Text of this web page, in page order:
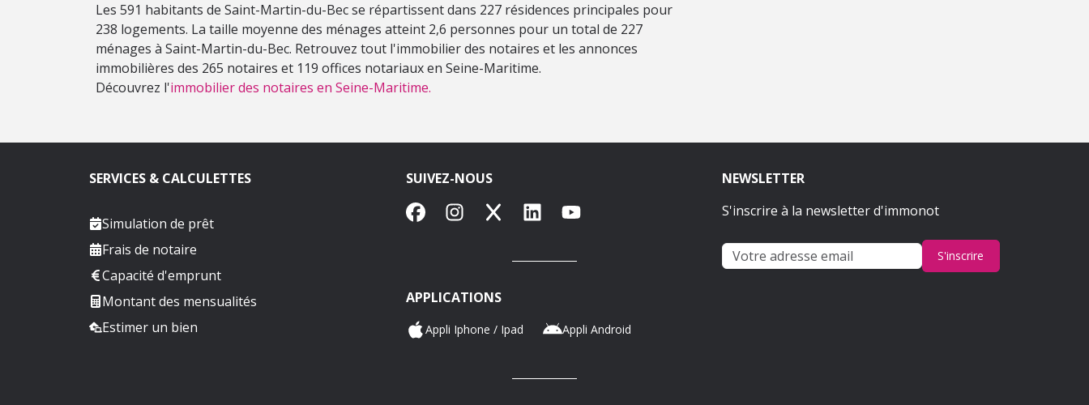
Les 591 habitants de Saint-Martin-du-Bec se répartissent dans 227 résidences principales pour
238 logements. La taille moyenne des ménages atteint 2,6 personnes pour un total de 227
ménages à Saint-Martin-du-Bec. Retrouvez tout l'immobilier des notaires et les annonces
immobilières des 265 notaires et 119 offices notariaux en Seine-Maritime.
Découvrez l'immobilier des notaires en Seine-Maritime.
SERVICES & CALCULETTES
Simulation de prêt
Frais de notaire
Capacité d'emprunt
Montant des mensualités
Estimer un bien
SUIVEZ-NOUS
FacebookInstagram
X LinkedInYouTube
APPLICATIONS
Appli Iphone / Ipad Appli Android
NEWSLETTER
S'inscrire à la newsletter d'immonot
S'inscrire